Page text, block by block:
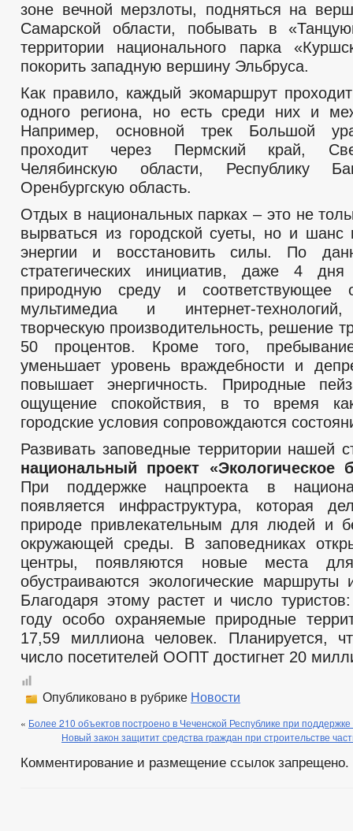
зоне вечной мерзлоты, подняться на
Самарской области, побывать в
территории национального парка
покорить западную вершину Эльбруса.
Как правило, каждый экомаршрут
одного региона, но есть среди них и
Например, основной трек Большой
проходит через Пермский край,
Челябинскую области, Республику
Оренбургскую область.
Отдых в национальных парках – это не
вырваться из городской суеты, но и шанс
энергии и восстановить силы. По
стратегических инициатив, даже 4
природную среду и соответствующее
мультимедиа и интернет-
творческую производительность, решение
50 процентов. Кроме того,
уменьшает уровень враждебности и
повышает энергичность. Природные
ощущение спокойствия, в то время
городские условия сопровождаются
Развивать заповедные территории нашей
национальный проект «Экологическое
При поддержке нацпроекта в
появляется инфраструктура, которая
природе привлекательным для людей и
окружающей среды. В заповедниках
центры, появляются новые места
обустраиваются экологические
Благодаря этому растет и число
году особо охраняемые природные
17,59 миллиона человек. Планируется,
число посетителей ООПТ достигнет 20
Опубликовано в рубрике Новости
« Более 210 объектов построено в Чеченской Республике при
Новый закон защитит средства граждан при строительстве
Комментирование и размещение ссылок запрещено.